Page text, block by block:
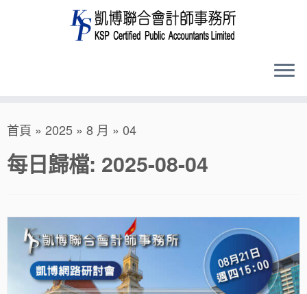
to
content
首頁 » 2025 » 8 月 » 04
每日歸檔: 2025-08-04